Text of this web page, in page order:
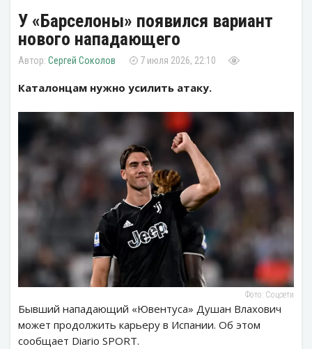
У «Барселоны» появился вариант
нового нападающего
Сергей Соколов 7 июля 2026, 22:10
Каталонцам нужно усилить атаку.
Фото: Соцсети
Бывший нападающий «Ювентуса» Душан Влахович
может продолжить карьеру в Испании. Об этом
сообщает Diario SPORT.